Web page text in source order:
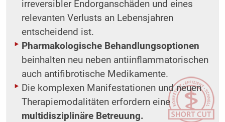
irreversibler Endorganschäden und eines
relevanten Verlusts an Lebensjahren
entscheidend ist.
Pharmakologische Behandlungsoptionen
beinhalten neu neben antiinflammatorischen
auch antifibrotische Medikamente.
Die komplexen Manifestationen und neuen
Therapiemodalitäten erfordern eine
multidisziplinäre Betreuung.